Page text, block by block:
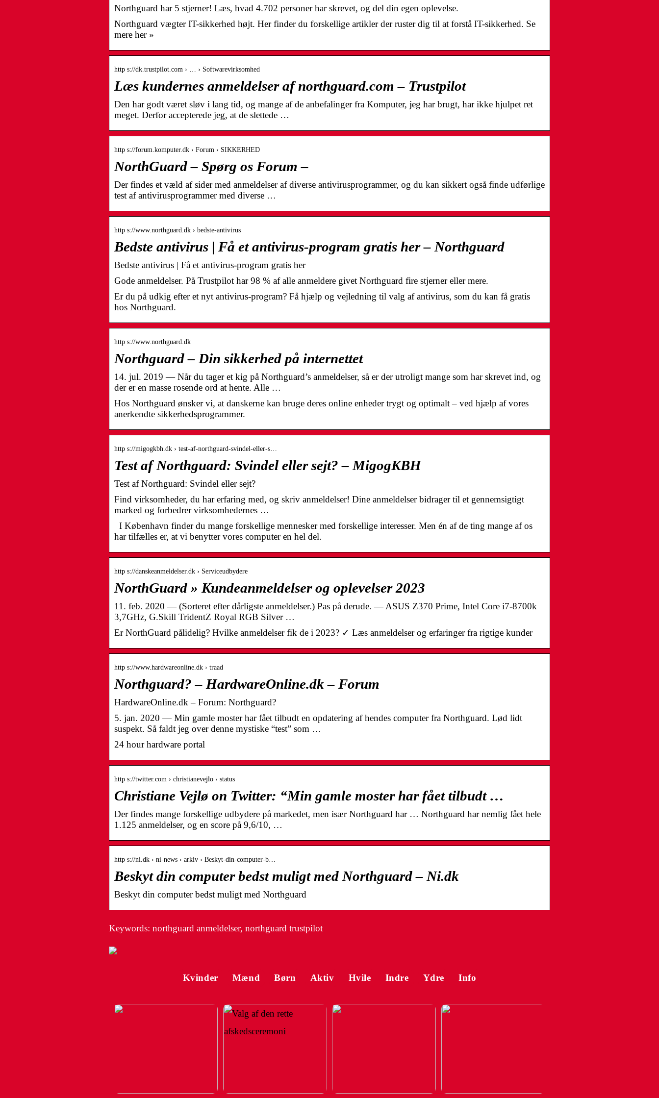
Northguard har 5 stjerner! Læs, hvad 4.702 personer har skrevet, og del din egen oplevelse.
Northguard vægter IT-sikkerhed højt. Her finder du forskellige artikler der ruster dig til at forstå IT-sikkerhed. Se
mere her »
http s://dk.trustpilot.com › … › Softwarevirksomhed
Læs kundernes anmeldelser af northguard.com – Trustpilot
Den har godt været sløv i lang tid, og mange af de anbefalinger fra Komputer, jeg har brugt, har ikke hjulpet ret
meget. Derfor accepterede jeg, at de slettede …
http s://forum.komputer.dk › Forum › SIKKERHED
NorthGuard – Spørg os Forum –
Der findes et væld af sider med anmeldelser af diverse antivirusprogrammer, og du kan sikkert også finde udførlige
test af antivirusprogrammer med diverse …
http s://www.northguard.dk › bedste-antivirus
Bedste antivirus | Få et antivirus-program gratis her – Northguard
Bedste antivirus | Få et antivirus-program gratis her
Gode anmeldelser. På Trustpilot har 98 % af alle anmeldere givet Northguard fire stjerner eller mere.
Er du på udkig efter et nyt antivirus-program? Få hjælp og vejledning til valg af antivirus, som du kan få gratis
hos Northguard.
http s://www.northguard.dk
Northguard – Din sikkerhed på internettet
14. jul. 2019 — Når du tager et kig på Northguard’s anmeldelser, så er der utroligt mange som har skrevet ind, og
der er en masse rosende ord at hente. Alle …
Hos Northguard ønsker vi, at danskerne kan bruge deres online enheder trygt og optimalt – ved hjælp af vores
anerkendte sikkerhedsprogrammer.
http s://migogkbh.dk › test-af-northguard-svindel-eller-s…
Test af Northguard: Svindel eller sejt? – MigogKBH
Test af Northguard: Svindel eller sejt?
Find virksomheder, du har erfaring med, og skriv anmeldelser! Dine anmeldelser bidrager til et gennemsigtigt
marked og forbedrer virksomhedernes …
I København finder du mange forskellige mennesker med forskellige interesser. Men én af de ting mange af os
har tilfælles er, at vi benytter vores computer en hel del.
http s://danskeanmeldelser.dk › Serviceudbydere
NorthGuard » Kundeanmeldelser og oplevelser 2023
11. feb. 2020 — (Sorteret efter dårligste anmeldelser.) Pas på derude. — ASUS Z370 Prime, Intel Core i7-8700k
3,7GHz, G.Skill TridentZ Royal RGB Silver …
Er NorthGuard pålidelig? Hvilke anmeldelser fik de i 2023? ✓ Læs anmeldelser og erfaringer fra rigtige kunder
http s://www.hardwareonline.dk › traad
Northguard? – HardwareOnline.dk – Forum
HardwareOnline.dk – Forum: Northguard?
5. jan. 2020 — Min gamle moster har fået tilbudt en opdatering af hendes computer fra Northguard. Lød lidt
suspekt. Så faldt jeg over denne mystiske “test” som …
24 hour hardware portal
http s://twitter.com › christianevejlo › status
Christiane Vejlø on Twitter: “Min gamle moster har fået tilbudt …
Der findes mange forskellige udbydere på markedet, men især Northguard har … Northguard har nemlig fået hele
1.125 anmeldelser, og en score på 9,6/10, …
http s://ni.dk › ni-news › arkiv › Beskyt-din-computer-b…
Beskyt din computer bedst muligt med Northguard – Ni.dk
Beskyt din computer bedst muligt med Northguard
Keywords: northguard anmeldelser, northguard trustpilot
Kvinder Mænd Børn Aktiv Hvile Indre Ydre Info